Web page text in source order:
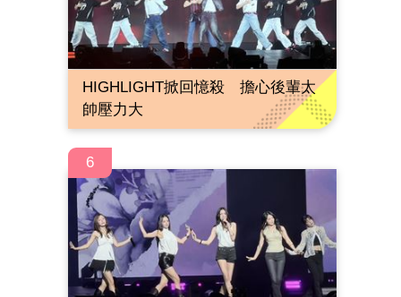
HIGHLIGHT掀回憶殺 擔心後輩太
帥壓力大
6